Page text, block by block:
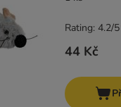
44 Kč
Rating: 4.2/5